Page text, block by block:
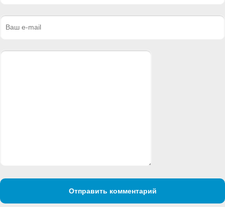
Отправить комментарий